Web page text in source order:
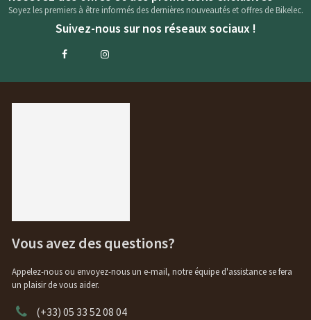
Soyez les premiers à être informés des dernières nouveautés et offres de Bikelec.
Suivez-nous sur nos réseaux sociaux !
Vous avez des questions?
Appelez-nous ou envoyez-nous un e-mail, notre équipe d'assistance se fera
un plaisir de vous aider.
(+33) 05 33 52 08 04